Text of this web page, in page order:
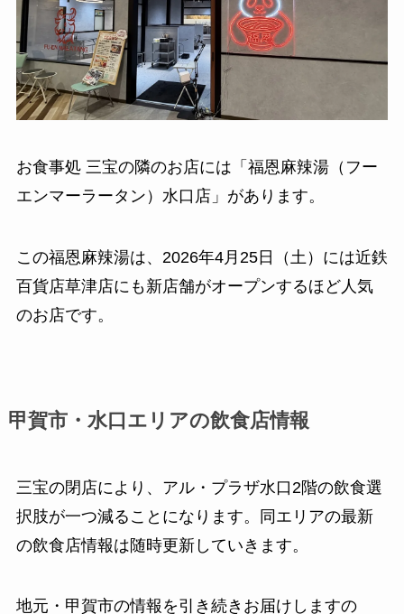
お食事処 三宝の隣のお店には「福恩麻辣湯（フー
エンマーラータン）水口店」があります。
この福恩麻辣湯は、2026年4月25日（土）には近鉄
百貨店草津店にも新店舗がオープンするほど人気
のお店です。
甲賀市・水口エリアの飲食店情報
三宝の閉店により、アル・プラザ水口2階の飲食選
択肢が一つ減ることになります。同エリアの最新
の飲食店情報は随時更新していきます。
地元・甲賀市の情報を引き続きお届けしますの